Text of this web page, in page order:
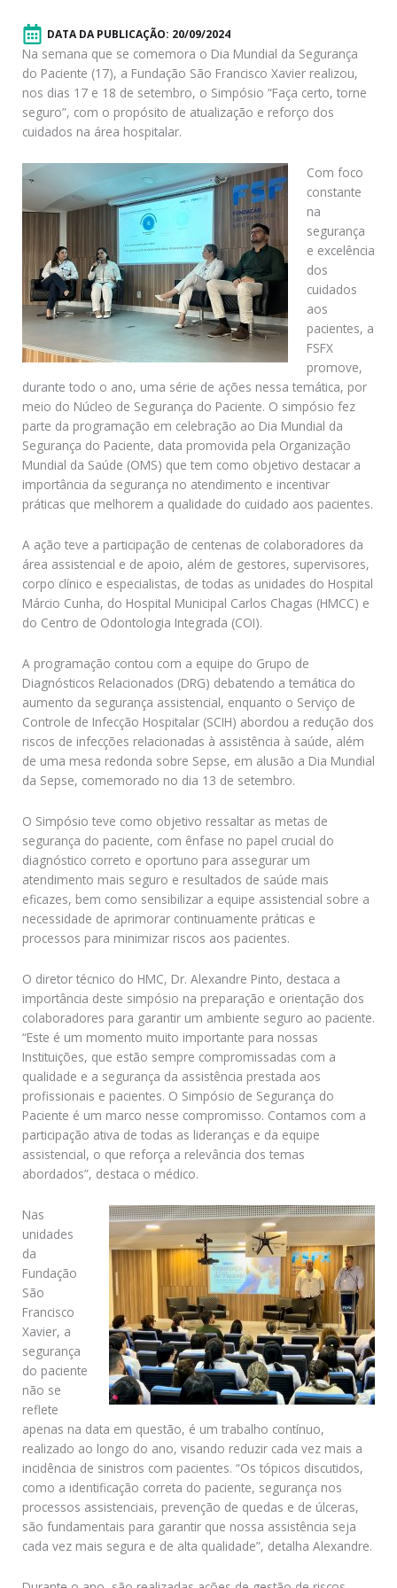
DATA DA PUBLICAÇÃO: 20/09/2024
Na semana que se comemora o Dia Mundial da Segurança
do Paciente (17), a Fundação São Francisco Xavier realizou,
nos dias 17 e 18 de setembro, o Simpósio “Faça certo, torne
seguro”, com o propósito de atualização e reforço dos
cuidados na área hospitalar.
Com foco
constante
na
segurança
e excelência
dos
cuidados
aos
pacientes, a
FSFX
promove,
durante todo o ano, uma série de ações nessa temática, por
meio do Núcleo de Segurança do Paciente. O simpósio fez
parte da programação em celebração ao Dia Mundial da
Segurança do Paciente, data promovida pela Organização
Mundial da Saúde (OMS) que tem como objetivo destacar a
importância da segurança no atendimento e incentivar
práticas que melhorem a qualidade do cuidado aos pacientes.
A ação teve a participação de centenas de colaboradores da
área assistencial e de apoio, além de gestores, supervisores,
corpo clínico e especialistas, de todas as unidades do Hospital
Márcio Cunha, do Hospital Municipal Carlos Chagas (HMCC) e
do Centro de Odontologia Integrada (COI).
A programação contou com a equipe do Grupo de
Diagnósticos Relacionados (DRG) debatendo a temática do
aumento da segurança assistencial, enquanto o Serviço de
Controle de Infecção Hospitalar (SCIH) abordou a redução dos
riscos de infecções relacionadas à assistência à saúde, além
de uma mesa redonda sobre Sepse, em alusão a Dia Mundial
da Sepse, comemorado no dia 13 de setembro.
O Simpósio teve como objetivo ressaltar as metas de
segurança do paciente, com ênfase no papel crucial do
diagnóstico correto e oportuno para assegurar um
atendimento mais seguro e resultados de saúde mais
eficazes, bem como sensibilizar a equipe assistencial sobre a
necessidade de aprimorar continuamente práticas e
processos para minimizar riscos aos pacientes.
O diretor técnico do HMC, Dr. Alexandre Pinto, destaca a
importância deste simpósio na preparação e orientação dos
colaboradores para garantir um ambiente seguro ao paciente.
“Este é um momento muito importante para nossas
Instituições, que estão sempre compromissadas com a
qualidade e a segurança da assistência prestada aos
profissionais e pacientes. O Simpósio de Segurança do
Paciente é um marco nesse compromisso. Contamos com a
participação ativa de todas as lideranças e da equipe
assistencial, o que reforça a relevância dos temas
abordados”, destaca o médico.
Nas
unidades
da
Fundação
São
Francisco
Xavier, a
segurança
do paciente
não se
reflete
apenas na data em questão, é um trabalho contínuo,
realizado ao longo do ano, visando reduzir cada vez mais a
incidência de sinistros com pacientes. “Os tópicos discutidos,
como a identificação correta do paciente, segurança nos
processos assistenciais, prevenção de quedas e de úlceras,
são fundamentais para garantir que nossa assistência seja
cada vez mais segura e de alta qualidade”, detalha Alexandre.